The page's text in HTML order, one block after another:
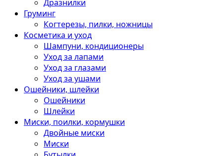
Дразнилки
Груминг
Когтерезы, пилки, ножницы
Косметика и уход
Шампуни, кондиционеры
Уход за лапами
Уход за глазами
Уход за ушами
Ошейники, шлейки
Ошейники
Шлейки
Миски, поилки, кормушки
Двойные миски
Миски